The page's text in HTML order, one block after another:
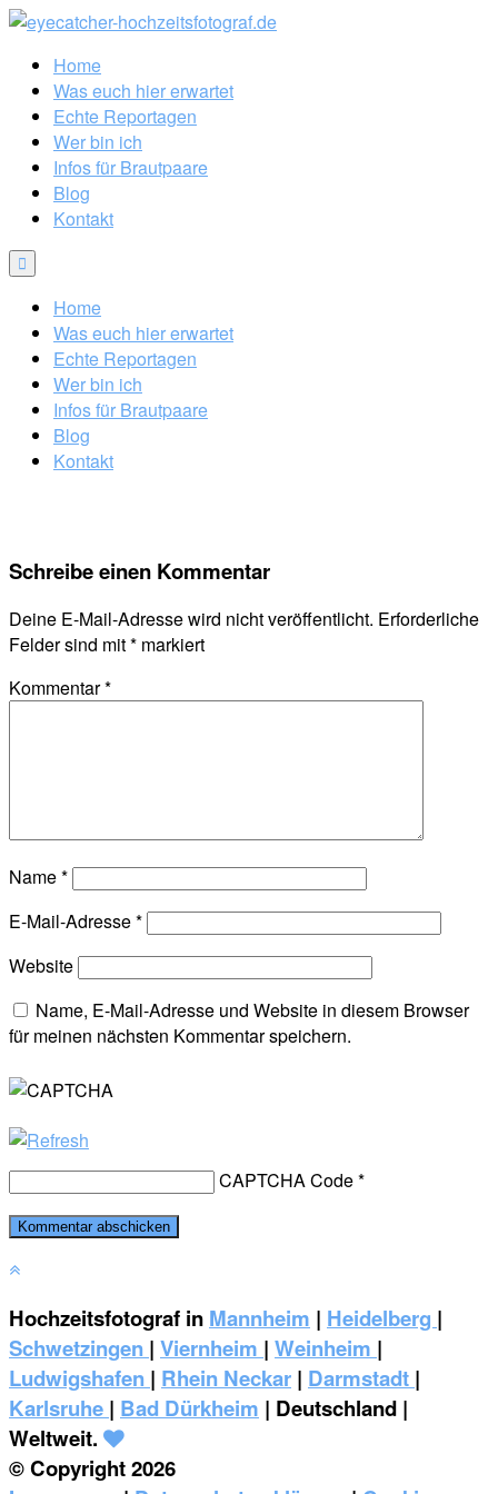
Home
Was euch hier erwartet
Echte Reportagen
Wer bin ich
Infos für Brautpaare
Blog
Kontakt
Home
Was euch hier erwartet
Echte Reportagen
Wer bin ich
Infos für Brautpaare
Blog
Kontakt
Schreibe einen Kommentar
Deine E-Mail-Adresse wird nicht veröffentlicht. Erforderliche
Felder sind mit* markiert
Kommentar*
Name*
E-Mail-Adresse*
Website
Name, E-Mail-Adresse und Website in diesem Browser
für meinen nächsten Kommentar speichern.
CAPTCHA Code*
Hochzeitsfotograf in Mannheim | Heidelberg |
Schwetzingen | Viernheim | Weinheim |
‎Ludwigshafen | Rhein Neckar | Darmstadt |
Karlsruhe | Bad Dürkheim | Deutschland |
Weltweit.
© Copyright 2026